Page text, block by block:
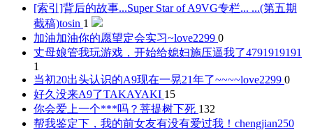
[索引]背后的故事...Super Star of A9VG专栏... ...(第五期
截稿)tosin 1
加油加油你的愿望定会实习~love2299 0
丈母娘管我玩游戏，开始给媳妇施压逼我了4791919191
1
当初20出头认识的A9现在一晃21年了~~~~love2299 0
好久没来A9了TAKAYAKI 15
你会爱上一个***吗？ 菩提树下死 132
帮我鉴定下，我的前女友有没有爱过我！ chengjian250